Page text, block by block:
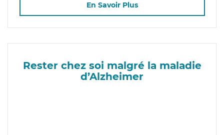
En Savoir Plus
Rester chez soi malgré la maladie
d’Alzheimer